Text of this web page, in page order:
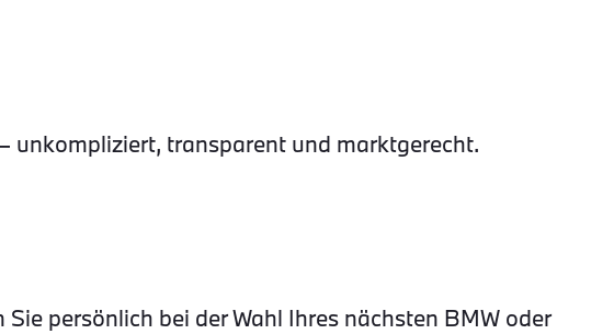
unkompliziert, transparent und marktgerecht.
persönlich bei der Wahl Ihres nächsten BMW oder